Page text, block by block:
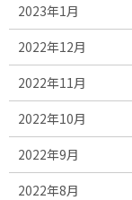
2023年1月
2022年12月
2022年11月
2022年10月
2022年9月
2022年8月